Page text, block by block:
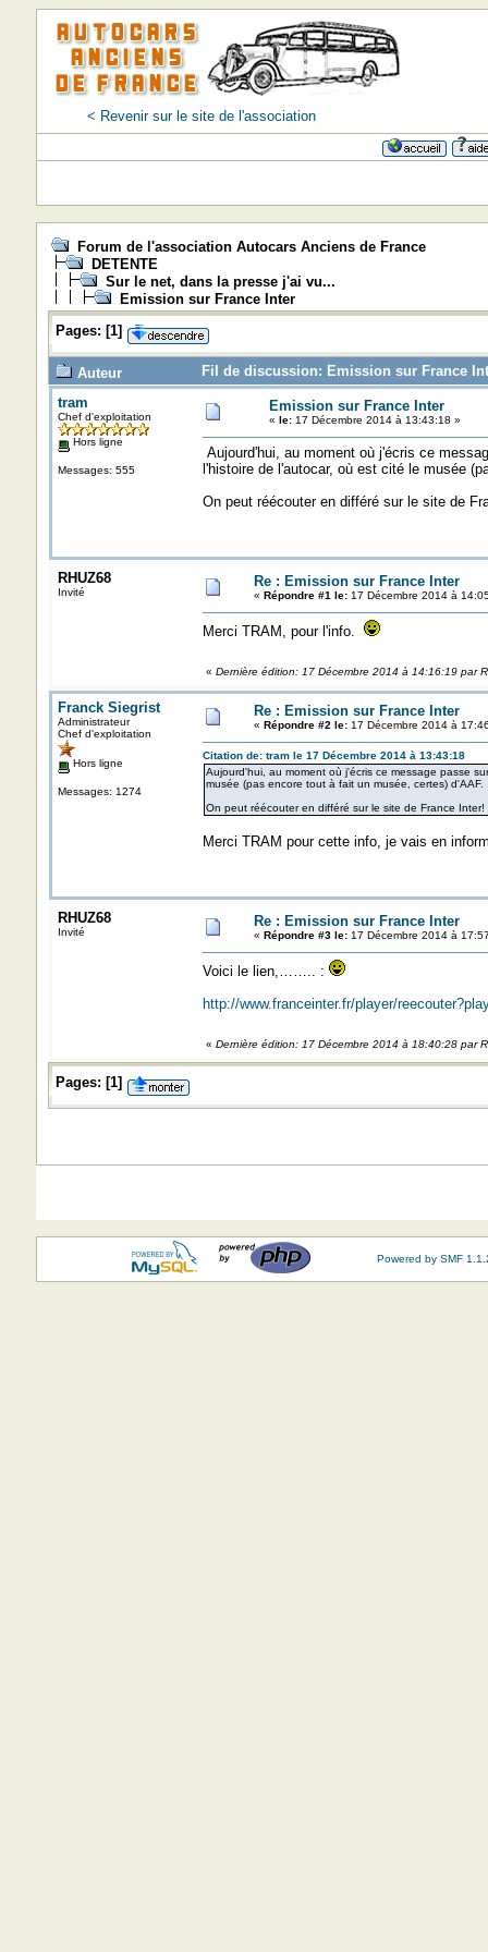
< Revenir sur le site de l'association
Forum de l'association Autocars Anciens de France
DETENTE
Sur le net, dans la presse j'ai vu...
Emission sur France Inter
Pages: [1]
Auteur
Fil de discussion: Emission sur France
tram
Chef d'exploitation
Hors ligne
Messages: 555
Emission sur France Inter
« le:17 Décembre 2014 à 13:43:18 »
Aujourd'hui, au moment où j'écris ce
l'histoire de l'autocar, où est cité le musée
On peut réécouter en différé sur le site de
RHUZ68
Invité
Re : Emission sur France Inter
« Répondre #1 le:17 Décembre 2014 à
Merci TRAM, pour l'info.
« Dernière édition: 17 Décembre 2014 à 14:16:19 par
Franck Siegrist
Administrateur
Chef d'exploitation
Hors ligne
Messages: 1274
Re : Emission sur France Inter
« Répondre #2 le:17 Décembre 2014 à
Citation de: tram le 17 Décembre 2014 à 13:43:18
Aujourd'hui, au moment où j'écris ce message passe
musée (pas encore tout à fait un musée, certes) d'AAF.
On peut réécouter en différé sur le site de France Inter!
Merci TRAM pour cette info, je vais en
RHUZ68
Invité
Re : Emission sur France Inter
« Répondre #3 le:17 Décembre 2014 à
Voici le lien,…….. :
http://www.franceinter.fr/player/
« Dernière édition: 17 Décembre 2014 à 18:40:28 par
Pages: [1]
Powered by SMF